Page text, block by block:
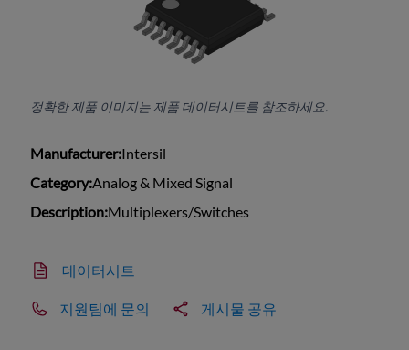
정확한 제품 이미지는 제품 데이터시트를 참조하세요.
Manufacturer:Intersil
Category:Analog & Mixed Signal
Description:Multiplexers/Switches
데이터시트
지원팀에 문의 게시물 공유